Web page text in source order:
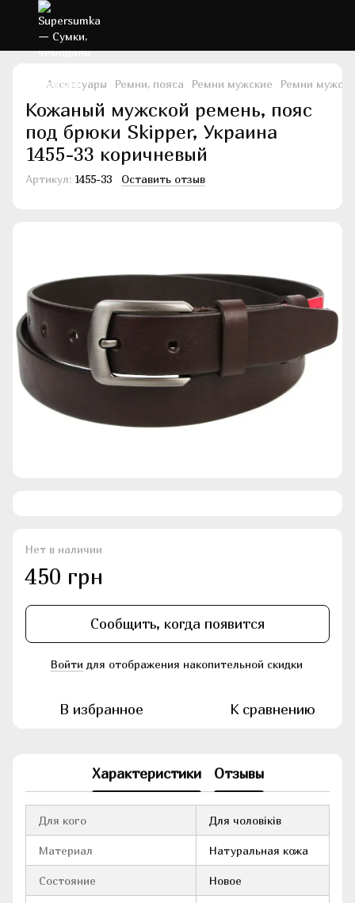
Аксессуары Ремни, пояса Ремни мужские Ремни
Кожаный мужской ремень, пояс
под брюки Skipper, Украина
1455-33 коричневый
Артикул: 1455-33 Оставить отзыв
Нет в наличии
450 грн
Сообщить, когда появится
Войти для отображения накопительной скидки
В избранное К сравнению
Характеристики Отзывы
Для кого Для чоловіків
Материал Натуральная кожа
Состояние Новое